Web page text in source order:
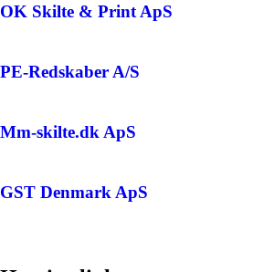
OK Skilte & Print ApS
PE-Redskaber A/S
Mm-skilte.dk ApS
GST Denmark ApS